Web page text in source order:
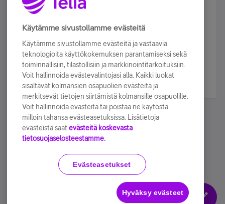
Älä jää paitsi – osallistu ja voita!
Tilaa Telian uutiskirje ja olet mukana arvonnassa.
sähköpostiisi.
Tilaa nyt
Käyttöehdot Accessibility statement
Evästeasetukset
Käytämme sivustollamme evästeitä
Käytämme sivustollamme evästeitä ja vastaavia
teknologioita käyttökokemuksen parantamiseksi sekä
toiminnallisiin, tilastollisiin ja markkinointitarkoituksiin.
Voit hallinnoida evästevalintojasi alla. Kaikki luokat
sisältävät kolmansien osapuolien evästeitä ja
merkitsevät tietojen siirtämistä kolmansille osapuolille.
Voit hallinnoida evästeitä tai poistaa ne käytöstä
milloin tahansa evästeasetuksissa. Lisätietoja
evästeistä saat evästeitä koskevasta
tietosuojaselosteestamme.
Evästeasetukset
Hyväksy evästeet